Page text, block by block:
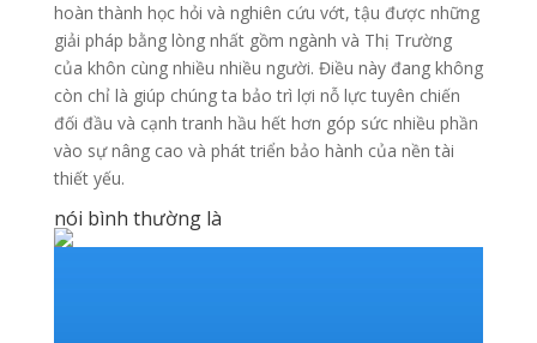
hoàn thành học hỏi và nghiên cứu vớt, tậu được những
giải pháp bằng lòng nhất gồm ngành và Thị Trường
của khôn cùng nhiều nhiều người. Điều này đang không
còn chỉ là giúp chúng ta bảo trì lợi nỗ lực tuyên chiến
đối đầu và cạnh tranh hầu hết hơn góp sức nhiều phần
vào sự nâng cao và phát triển bảo hành của nền tài
thiết yếu.
nói bình thường là